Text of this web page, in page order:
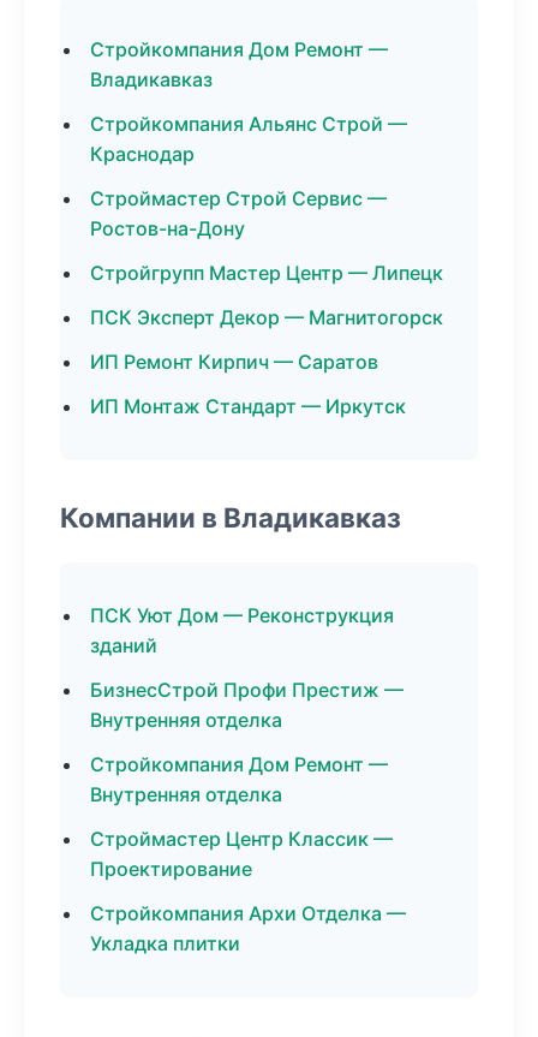
Стройкомпания Дом Ремонт —
Владикавказ
Стройкомпания Альянс Строй —
Краснодар
Строймастер Строй Сервис —
Ростов-на-Дону
Стройгрупп Мастер Центр — Липецк
ПСК Эксперт Декор — Магнитогорск
ИП Ремонт Кирпич — Саратов
ИП Монтаж Стандарт — Иркутск
Компании в Владикавказ
ПСК Уют Дом — Реконструкция
зданий
БизнесСтрой Профи Престиж —
Внутренняя отделка
Стройкомпания Дом Ремонт —
Внутренняя отделка
Строймастер Центр Классик —
Проектирование
Стройкомпания Архи Отделка —
Укладка плитки